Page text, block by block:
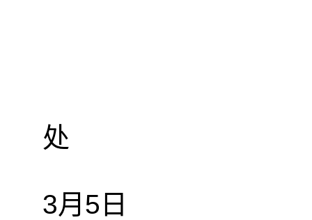
处
3月5日